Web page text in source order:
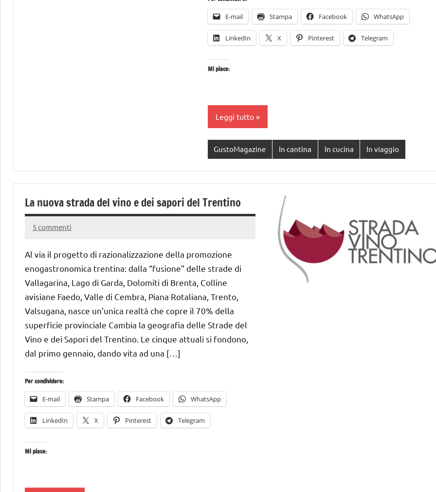
E-mail Stampa Facebook WhatsApp
LinkedIn X Pinterest Telegram
Mi piace:
Leggi tutto
GustoMagazine In cantina In cucina In viaggio
La nuova strada del vino e dei sapori del Trentino
3
2013
Andrea
5 commenti
Al via il progetto di razionalizzazione della promozione
enogastronomica trentina: dalla “fusione” delle strade di
Vallagarina, Lago di Garda, Dolomiti di Brenta, Colline
avisiane Faedo, Valle di Cembra, Piana Rotaliana, Trento,
Valsugana, nasce un’unica realtà che copre il 70% della
superficie provinciale Cambia la geografia delle Strade del
Vino e dei Sapori del Trentino. Le cinque attuali si fondono,
dal primo gennaio, dando vita ad una […]
Per condividere:
E-mail Stampa Facebook WhatsApp
LinkedIn X Pinterest Telegram
Mi piace: